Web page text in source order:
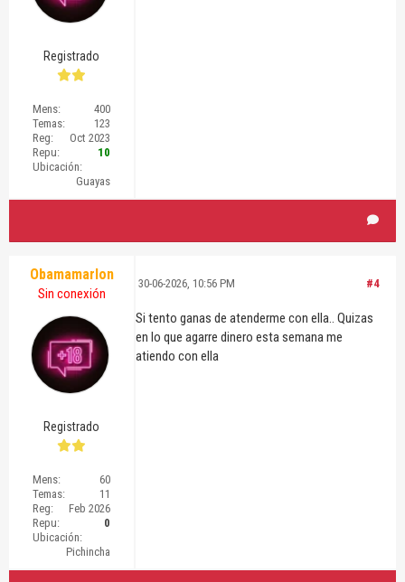
Registrado
Mens:
400
Temas:
123
Reg:
Oct 2023
Repu:
10
Ubicación:
Guayas
Obamamarlon
Sin conexión
Registrado
Mens:
60
Temas:
11
Reg:
Feb 2026
Repu:
0
Ubicación:
Pichincha
#4
30-06-2026, 10:56 PM
Si tento ganas de atenderme con ella.. Quizas
en lo que agarre dinero esta semana me
atiendo con ella